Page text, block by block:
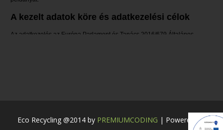
Eco Recycling @2014 by PREMIUMCODING | Powered by: